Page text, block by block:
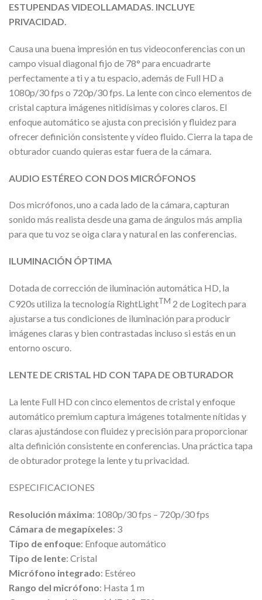
ESTUPENDAS VIDEOLLAMADAS. INCLUYE
PRIVACIDAD.
Causa una buena impresión en tus videoconferencias con un
campo visual diagonal fijo de 78° para encuadrarte
perfectamente a ti y a tu espacio, además de Full HD a
1080p/30 fps o 720p/30 fps. La lente con cinco elementos de
cristal captura imágenes nitidísimas y colores claros. El
enfoque automático se ajusta con precisión y fluidez para
ofrecer definición consistente y vídeo fluido. Cierra la tapa de
obturador cuando quieras estar fuera de la cámara.
AUDIO ESTÉREO CON DOS MICRÓFONOS
Dos micrófonos, uno a cada lado de la cámara, capturan
sonido más realista desde una gama de ángulos más amplia
para que tu voz se oiga clara y natural en las conferencias.
ILUMINACIÓN ÓPTIMA
Dotada de corrección de iluminación automática HD, la
C920s utiliza la tecnología RightLightTM 2 de Logitech para
ajustarse a tus condiciones de iluminación para producir
imágenes claras y bien contrastadas incluso si estás en un
entorno oscuro.
LENTE DE CRISTAL HD CON TAPA DE OBTURADOR
La lente Full HD con cinco elementos de cristal y enfoque
automático premium captura imágenes totalmente nítidas y
claras ajustándose con fluidez y precisión para proporcionar
alta definición consistente en conferencias. Una práctica tapa
de obturador protege la lente y tu privacidad.
ESPECIFICACIONES
Resolución máxima: 1080p/30 fps – 720p/30 fps
Cámara de megapíxeles: 3
Tipo de enfoque: Enfoque automático
Tipo de lente: Cristal
Micrófono integrado: Estéreo
Rango del micrófono: Hasta 1 m